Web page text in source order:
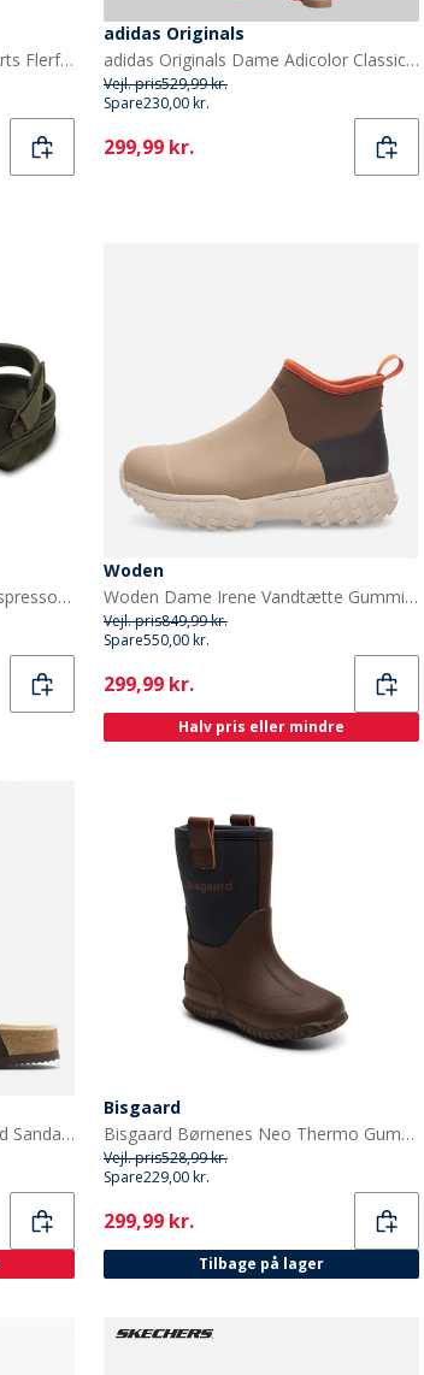
BJORN BORG Herre Boxer shorts Flerfarvet
adidas Originals
adidas Originals Dame Adicolor Classic Firebird Løstsiddende træningsbukser Better Scarlet/Hvid
Vejl. pris529,99 kr.
Spare230,00 kr.
Current
299,99 kr.
Crocs Offroad Sportsandaler Espresso/Valnød
Woden
Woden Dame Irene Vandtætte Gummistøvler 259 Coffee Cream Multi
Vejl. pris849,99 kr.
Spare550,00 kr.
Current
299,99 kr.
Halv pris eller mindre
CPH Comfort Bio Clogs Ruskind Sandaler Dark Brown
Bisgaard
Bisgaard Børnenes Neo Thermo Gummistøvler Blå
Vejl. pris528,99 kr.
Spare229,00 kr.
Current
299,99 kr.
Tilbage på lager